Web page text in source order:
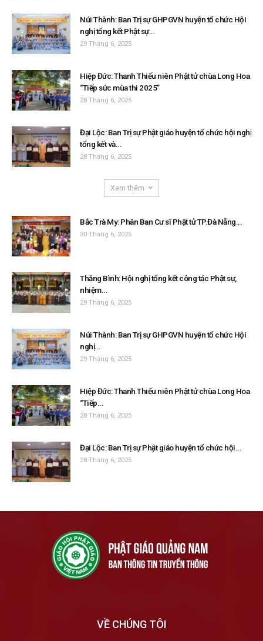
Núi Thành: Ban Trị sự GHPGVN huyện tổ chức Hội
nghị tổng kết Phật sự...
29 Tháng 6, 2025
Hiệp Đức: Thanh Thiếu niên Phật tử chùa Long Hoa
“Tiếp sức mùa thi 2025”
28 Tháng 6, 2025
Đại Lộc: Ban Trị sự Phật giáo huyện tổ chức hội nghị
tổng kết và...
28 Tháng 6, 2025
Xem thêm
Bắc Trà My: Phân Ban Cư sĩ Phật tử TP.Đà Nẵng...
30 Tháng 6, 2025
Thăng Bình: Hội nghị tổng kết công tác Phật sự,
nhiệm...
29 Tháng 6, 2025
Núi Thành: Ban Trị sự GHPGVN huyện tổ chức Hội
nghị...
29 Tháng 6, 2025
Hiệp Đức: Thanh Thiếu niên Phật tử chùa Long Hoa
“Tiếp...
28 Tháng 6, 2025
Đại Lộc: Ban Trị sự Phật giáo huyện tổ chức hội...
28 Tháng 6, 2025
VỀ CHÚNG TÔI